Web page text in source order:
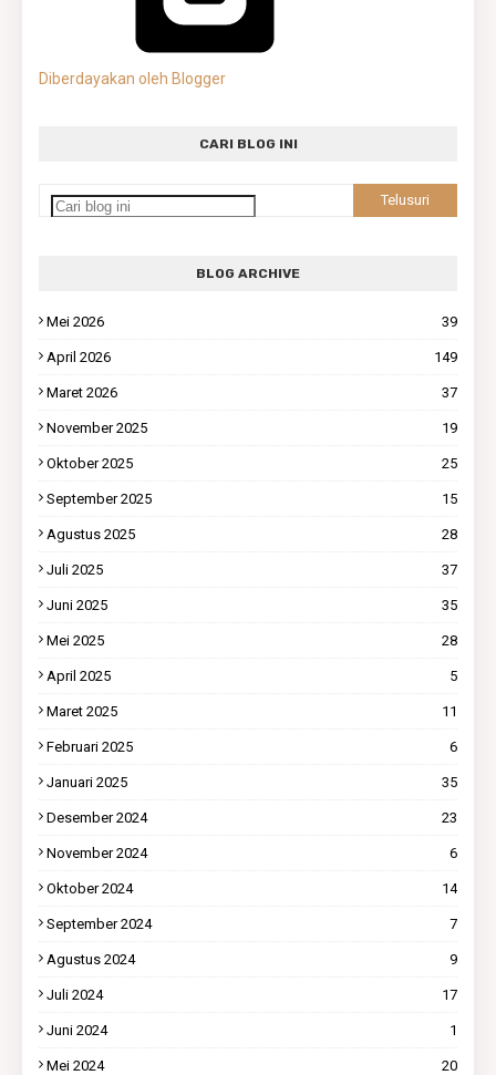
Diberdayakan oleh Blogger
CARI BLOG INI
BLOG ARCHIVE
Mei 2026 39
April 2026 149
Maret 2026 37
November 2025 19
Oktober 2025 25
September 2025 15
Agustus 2025 28
Juli 2025 37
Juni 2025 35
Mei 2025 28
April 2025 5
Maret 2025 11
Februari 2025 6
Januari 2025 35
Desember 2024 23
November 2024 6
Oktober 2024 14
September 2024 7
Agustus 2024 9
Juli 2024 17
Juni 2024 1
Mei 2024 20